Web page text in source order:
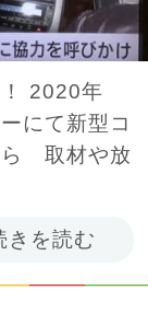
2020年
にて新型コ
ら 取材や放
きを読む